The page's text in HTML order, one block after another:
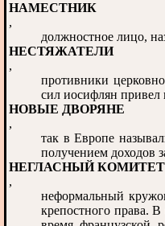
НАМЕСТНИК
,
должностное лицо,
НЕСТЯЖАТЕЛИ
,
противники
сил иосифлян привел
НОВЫЕ ДВОРЯНЕ
,
так в Европе
получением доходов
НЕГЛАСНЫЙ КОМИТЕТ
,
неформальный
крепостного права.